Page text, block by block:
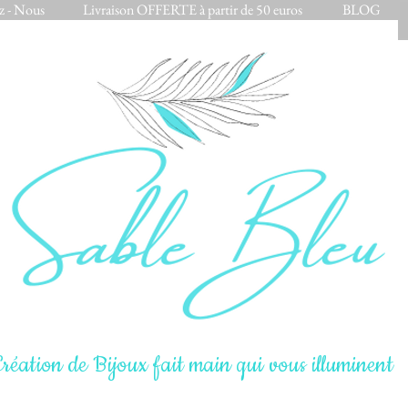
- Nous Livraison OFFERTE à partir de 50 euros BLOG
de Bijoux fait main qui vous illuminent